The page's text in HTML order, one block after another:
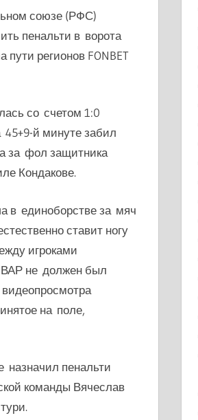
союзе (РФС)
пенальти в ворота
регионов FONBET
со счетом 1:0
й минуте забил
за фол защитника
Кондакове.
в единоборстве за мяч
ставит ногу
игроками
ВАР не должен был
на поле,
назначил пенальти
команды Вячеслав